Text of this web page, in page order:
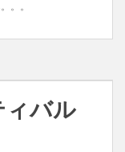
。。
ィバル